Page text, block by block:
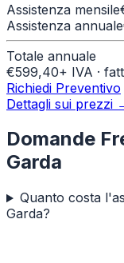
Assistenza mensile
Assistenza annuale
Totale annuale
€599,40+ IVA ·
Richiedi Preventivo
Dettagli sui prezzi
Domande
Garda
Quanto costa
Garda?